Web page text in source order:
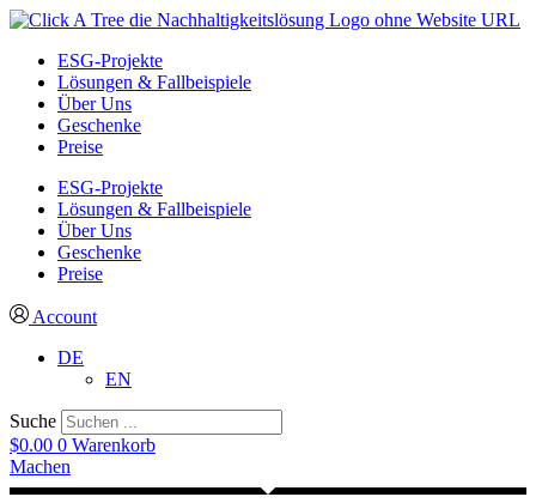
ESG-Projekte
Lösungen & Fallbeispiele
Über Uns
Geschenke
Preise
ESG-Projekte
Lösungen & Fallbeispiele
Über Uns
Geschenke
Preise
Account
DE
EN
Suche
$0.00 0 Warenkorb
Machen